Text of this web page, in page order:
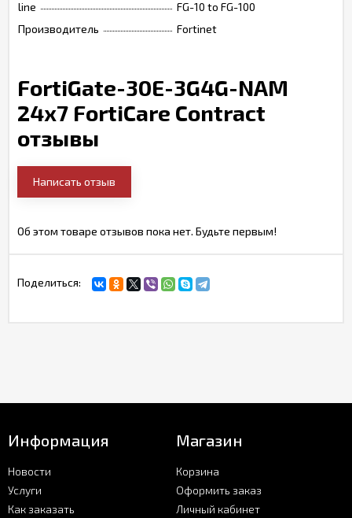
line
FG-10 to FG-100
Производитель
Fortinet
FortiGate-30E-3G4G-NAM
24x7 FortiCare Contract
отзывы
Написать отзыв
Об этом товаре отзывов пока нет. Будьте первым!
Поделиться:
Информация
Новости
Услуги
Как заказать
Магазин
Корзина
Оформить заказ
Личный кабинет